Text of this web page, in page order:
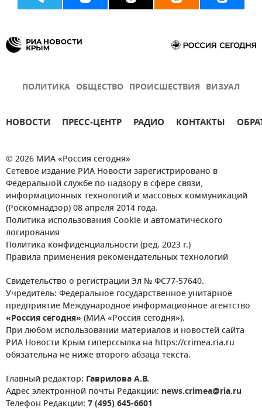
ПОЛИТИКА ОБЩЕСТВО ПРОИСШЕСТВИЯ ВИЗУАЛ
НОВОСТИ ПРЕСС-ЦЕНТР РАДИО КОНТАКТЫ
© 2026 МИА «Россия сегодня»
Сетевое издание РИА Новости зарегистрировано в
Федеральной службе по надзору в сфере связи,
информационных технологий и массовых коммуникаций
(Роскомнадзор) 08 апреля 2014 года.
Политика использования Cookie и автоматического
логирования
Политика конфиденциальности (ред. 2023 г.)
Правила применения рекомендательных технологий
Свидетельство о регистрации Эл № ФС77-57640.
Учредитель: Федеральное государственное унитарное
предприятие Международное информационное агентство
«Россия сегодня» (МИА «Россия сегодня»).
При любом использовании материалов и новостей сайта
РИА Новости Крым гиперссылка на https://crimea.ria.ru
обязательна не ниже второго абзаца текста.
Главный редактор: Гаврилова А.В.
Адрес электронной почты Редакции: news.crimea@ria.ru
Телефон Редакции: 7 (495) 645-6601